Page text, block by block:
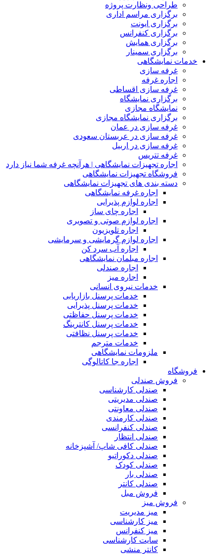
طراحی ونظارت پروژه
برگزاری مراسم اداری
برگزاری ایونت
برگزاری کنفرانس
برگزاری همایش
برگزاری سمینار
خدمات نمایشگاهی
غرفه سازی
اجاره غرفه
غرفه سازی اقساطی
برگزاری نمایشگاه
نمایشگاه مجازی
برگزاری نمایشگاه مجازی
غرفه سازی در عمان
غرفه سازی در عربستان سعودی
غرفه سازی در اربیل
غرفه تتریس
اجاره تجهیزات نمایشگاهی | هرآنچه غرفه شما نیاز دارد
فروشگاه تجهیزات نمایشگاهی
دسته بندی های تجهیزات نمایشگاهی
اجاره غرفه نمایشگاهی
اجاره لوازم پذیرایی
اجاره چای ساز
اجاره لوازم صوتی و تصویری
اجاره تلویزیون
اجاره لوازم گرمایشی و سرمایشی
اجاره آب سرد کن
اجاره مبلمان نمایشگاهی
اجاره صندلی
اجاره میز
خدمات نیروی انسانی
خدمات پرسنل بازاریابی
خدمات پرسنل پذیرایی
خدمات پرسنل حفاظتی
خدمات پرسنل کانترینگ
خدمات پرسنل نظافتی
خدمات مترجم
ملزومات نمایشگاهی
اجاره جا کاتالوگی
فروشگاه
فروش صندلی
صندلی کارشناسی
صندلی مدیریتی
صندلی معاونتی
صندلی کارمندی
صندلی کنفرانسی
صندلی انتظار
صندلی کافی شاپ/ آشپزخانه
صندلی دکوراتیو
صندلی کودک
صندلی بار
صندلی کانتر
فروش مبل
فروش میز
میز مدیریت
میز کارشناسی
میز کنفرانس
سایت کارشناسی
کانتر منشی